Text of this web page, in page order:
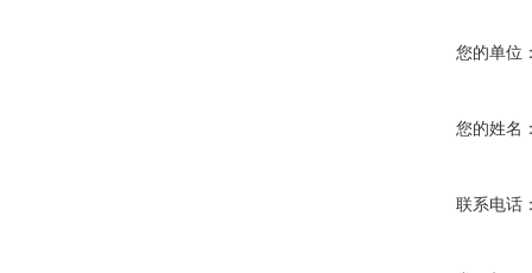
您的单位
您的姓名
联系电话